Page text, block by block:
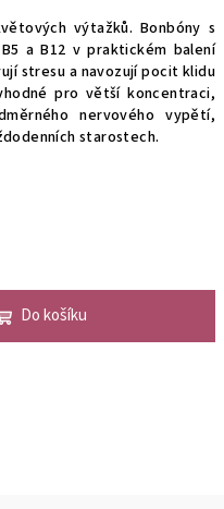
výtažků. Bonbóny s
a B12 v praktickém balení
stresu a navozují pocit klidu
pro větší koncentraci,
nervového vypětí,
starostech.
Do košíku